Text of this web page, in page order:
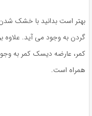
بهتر است بدانید با خشک
گردن به وجود می آید.
کمر، عارضه دیسک کمر به
همراه است.